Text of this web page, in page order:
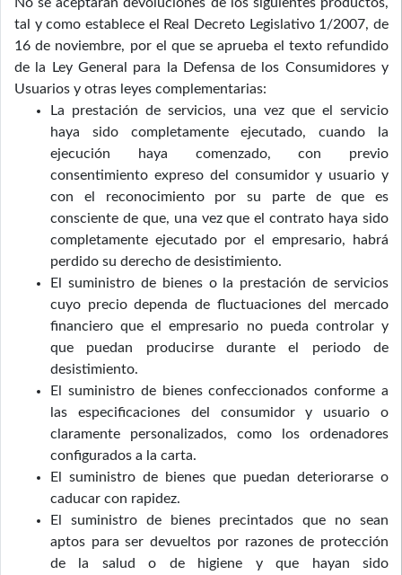
tal y como establece el Real Decreto Legislativo 1/2007, de
16 de noviembre, por el que se aprueba el texto refundido
de la Ley General para la Defensa de los Consumidores y
Usuarios y otras leyes complementarias:
La prestación de servicios, una vez que el servicio
haya sido completamente ejecutado, cuando la
ejecución haya comenzado, con previo
consentimiento expreso del consumidor y usuario y
con el reconocimiento por su parte de que es
consciente de que, una vez que el contrato haya sido
completamente ejecutado por el empresario, habrá
perdido su derecho de desistimiento.
El suministro de bienes o la prestación de servicios
cuyo precio dependa de fluctuaciones del mercado
financiero que el empresario no pueda controlar y
que puedan producirse durante el periodo de
desistimiento.
El suministro de bienes confeccionados conforme a
las especificaciones del consumidor y usuario o
claramente personalizados, como los ordenadores
configurados a la carta.
El suministro de bienes que puedan deteriorarse o
caducar con rapidez.
El suministro de bienes precintados que no sean
aptos para ser devueltos por razones de protección
de la salud o de higiene y que hayan sido